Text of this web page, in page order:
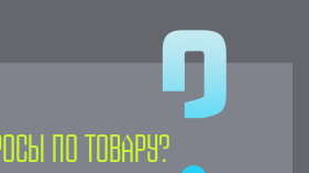
по товару?